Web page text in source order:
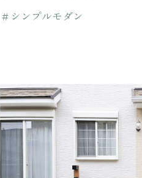
＃シンプルモダン